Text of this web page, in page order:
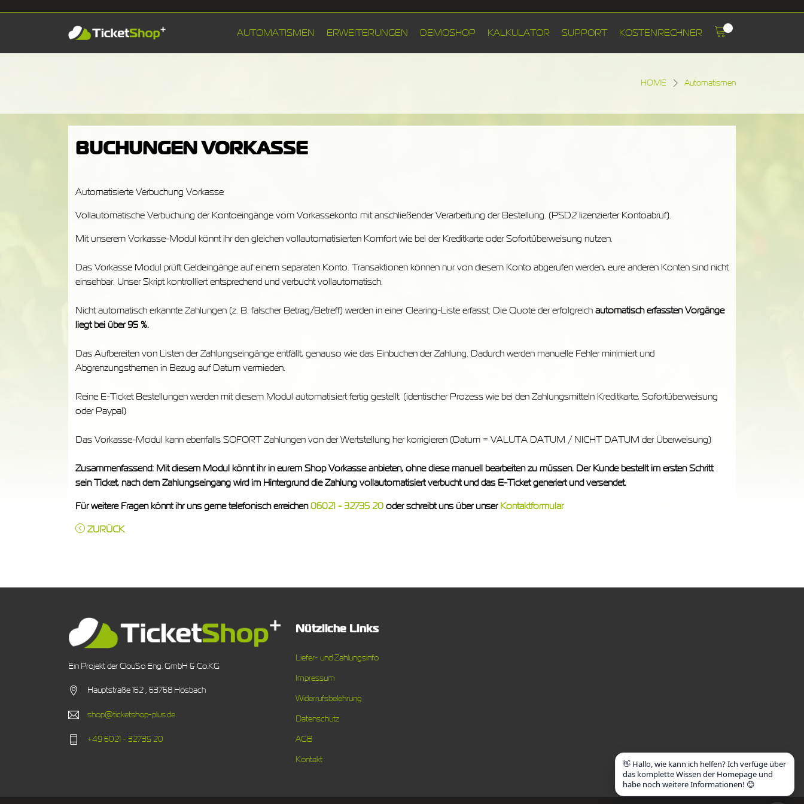
AUTOMATISMEN ERWEITERUNGEN DEMOSHOP KALKULATOR SUPPORT KOSTENRECHNER
HOME Automatismen
BUCHUNGEN VORKASSE
Automatisierte Verbuchung Vorkasse
Vollautomatische Verbuchung der Kontoeingänge vom Vorkassekonto mit anschließender Verarbeitung der Bestellung. (PSD2 lizenzierter Kontoabruf).
Mit unserem Vorkasse-Modul könnt ihr den gleichen vollautomatisierten Komfort wie bei der Kreditkarte oder Sofortüberweisung nutzen.
Das Vorkasse Modul prüft Geldeingänge auf einem separaten Konto. Transaktionen können nur von diesem Konto abgerufen werden, eure anderen Konten sind nicht
einsehbar. Unser Skript kontrolliert entsprechend und verbucht vollautomatisch.
Nicht automatisch erkannte Zahlungen (z. B. falscher Betrag/Betreff) werden in einer Clearing-Liste erfasst. Die Quote der erfolgreich automatisch erfassten Vorgänge
liegt bei über 95 %.
Das Aufbereiten von Listen der Zahlungseingänge entfällt, genauso wie das Einbuchen der Zahlung. Dadurch werden manuelle Fehler minimiert und
Abgrenzungsthemen in Bezug auf Datum vermieden.
Reine E-Ticket Bestellungen werden mit diesem Modul automatisiert fertig gestellt. (identischer Prozess wie bei den Zahlungsmitteln Kreditkarte, Sofortüberweisung
oder Paypal)
Das Vorkasse-Modul kann ebenfalls SOFORT Zahlungen von der Wertstellung her korrigieren (Datum = VALUTA DATUM / NICHT DATUM der Überweisung)
Zusammenfassend: Mit diesem Modul könnt ihr in eurem Shop Vorkasse anbieten, ohne diese manuell bearbeiten zu müssen. Der Kunde bestellt im ersten Schritt
sein Ticket, nach dem Zahlungseingang wird im Hintergrund die Zahlung vollautomatisiert verbucht und das E-Ticket generiert und versendet.
Für weitere Fragen könnt ihr uns gerne telefonisch erreichen06021 - 32735 20 oder schreibt uns über unser Kontaktformular
ZURÜCK
Ein Projekt der ClouSo Eng. GmbH & Co.KG
Hauptstraße 162 , 63768 Hösbach
shop@ticketshop-plus.de
+49 6021 - 32735 20
Nützliche Links
Liefer- und Zahlungsinfo
Impressum
Widerrufsbelehrung
Datenschutz
AGB
Kontakt
👋 Hallo, wie kann ich helfen? Ich verfüge über
das komplette Wissen der Homepage und
habe noch weitere Informationen! 😊